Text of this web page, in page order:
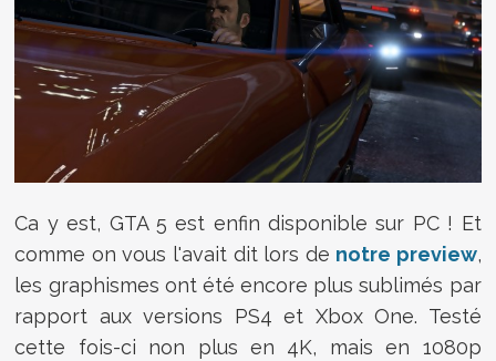
Ca y est, GTA 5 est enfin disponible sur PC ! Et
comme on vous l'avait dit lors de notre preview,
les graphismes ont été encore plus sublimés par
rapport aux versions PS4 et Xbox One. Testé
cette fois-ci non plus en 4K, mais en 1080p